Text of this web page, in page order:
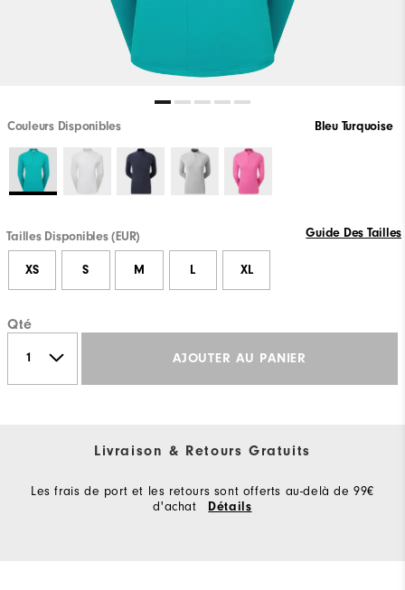
Couleurs Disponibles Bleu Turquoise
Tailles Disponibles (EUR) Guide Des Tailles
XS S M L XL
Qté
AJOUTER AU PANIER
Livraison & Retours Gratuits
Les frais de port et les retours sont offerts au-delà de 99€
d'achat
Détails